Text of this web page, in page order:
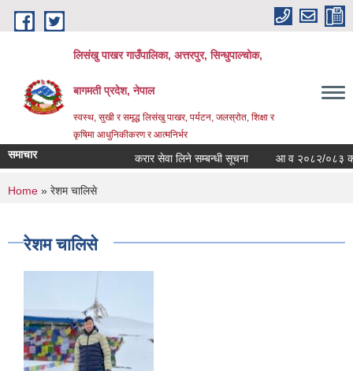
Skip to main content
लिसंखु पाखर गाउँपालिका, अत्तरपुर, सिन्धुपाल्चोक,
बागमती प्रदेश, नेपाल
स्वस्थ, सुखी र समृद्ध लिसंखु पाखर, पर्यटन, जलस्रोत, शिक्षा र
कृषिमा आधुनिकीकरण र आत्मनिर्भर
समाचार करार सेवा लिने सम्बन्धी सूचना आ व २०८२/०८३ काे
You are here
Home » रेशम चालिसे
रेशम चालिसे